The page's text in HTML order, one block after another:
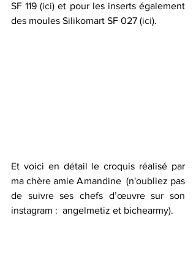
SF 119 (ici) et pour les inserts également
des moules Silikomart SF 027 (ici).
Et voici en détail le croquis réalisé par
ma chère amie Amandine  (n'oubliez pas
de suivre ses chefs d’œuvre sur son
instagram :  angelmetiz et bichearmy).